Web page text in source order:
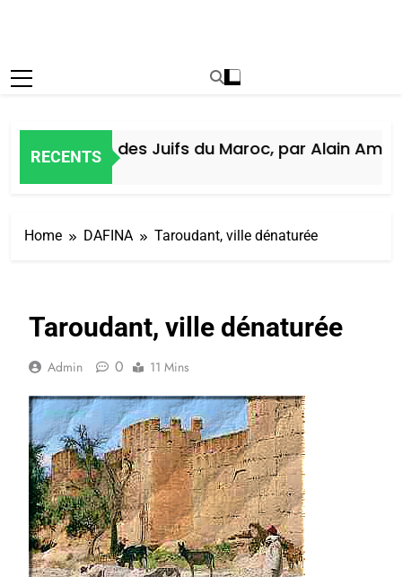
RECENTS
Histoire des Juifs du Maroc, par Alain Amiel
Home DAFINA Taroudant, ville dénaturée
Taroudant, ville dénaturée
Admin 0 11 Mins